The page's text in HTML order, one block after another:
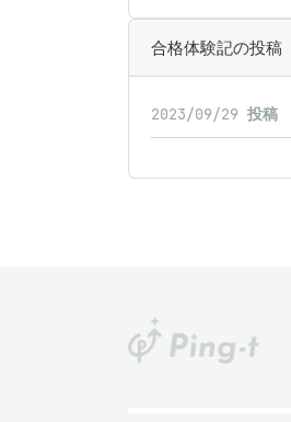
合格体験記の投稿
2023/09/29 投稿